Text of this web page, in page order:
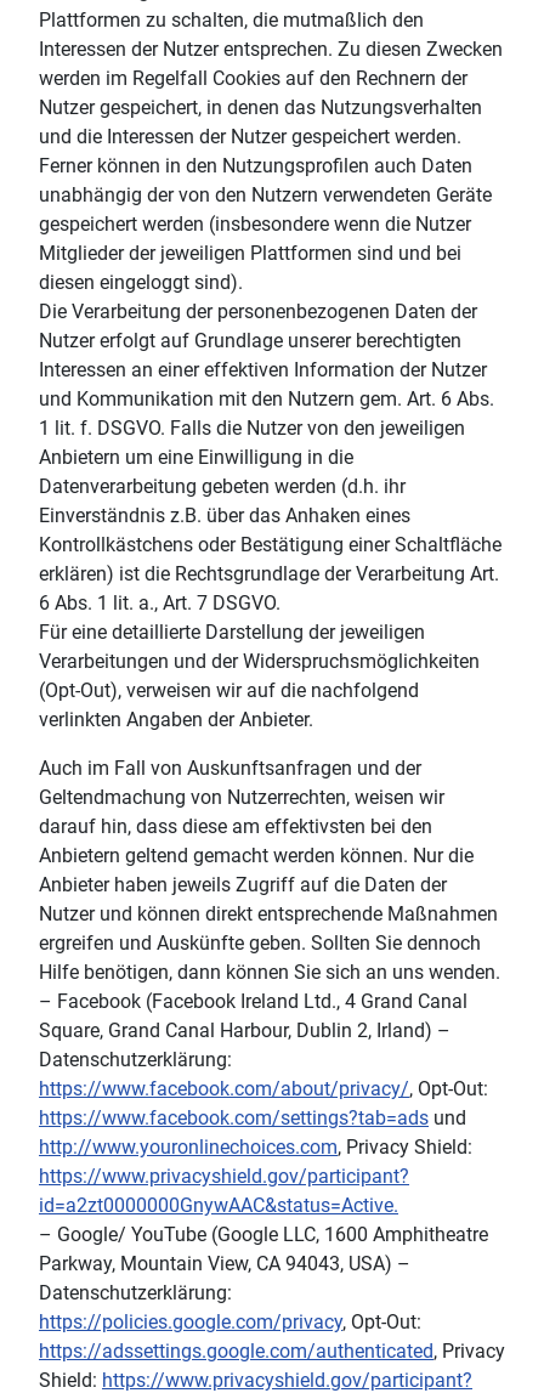
Plattformen zu schalten, die mutmaßlich den
Interessen der Nutzer entsprechen. Zu diesen Zwecken
werden im Regelfall Cookies auf den Rechnern der
Nutzer gespeichert, in denen das Nutzungsverhalten
und die Interessen der Nutzer gespeichert werden.
Ferner können in den Nutzungsprofilen auch Daten
unabhängig der von den Nutzern verwendeten Geräte
gespeichert werden (insbesondere wenn die Nutzer
Mitglieder der jeweiligen Plattformen sind und bei
diesen eingeloggt sind).
Die Verarbeitung der personenbezogenen Daten der
Nutzer erfolgt auf Grundlage unserer berechtigten
Interessen an einer effektiven Information der Nutzer
und Kommunikation mit den Nutzern gem. Art. 6 Abs.
1 lit. f. DSGVO. Falls die Nutzer von den jeweiligen
Anbietern um eine Einwilligung in die
Datenverarbeitung gebeten werden (d.h. ihr
Einverständnis z.B. über das Anhaken eines
Kontrollkästchens oder Bestätigung einer Schaltfläche
erklären) ist die Rechtsgrundlage der Verarbeitung Art.
6 Abs. 1 lit. a., Art. 7 DSGVO.
Für eine detaillierte Darstellung der jeweiligen
Verarbeitungen und der Widerspruchsmöglichkeiten
(Opt-Out), verweisen wir auf die nachfolgend
verlinkten Angaben der Anbieter.
Auch im Fall von Auskunftsanfragen und der
Geltendmachung von Nutzerrechten, weisen wir
darauf hin, dass diese am effektivsten bei den
Anbietern geltend gemacht werden können. Nur die
Anbieter haben jeweils Zugriff auf die Daten der
Nutzer und können direkt entsprechende Maßnahmen
ergreifen und Auskünfte geben. Sollten Sie dennoch
Hilfe benötigen, dann können Sie sich an uns wenden.
– Facebook (Facebook Ireland Ltd., 4 Grand Canal
Square, Grand Canal Harbour, Dublin 2, Irland) –
Datenschutzerklärung:
https://www.facebook.com/about/privacy/, Opt-Out:
https://www.facebook.com/settings?tab=ads und
http://www.youronlinechoices.com, Privacy Shield:
https://www.privacyshield.gov/participant?
id=a2zt0000000GnywAAC&status=Active.
– Google/ YouTube (Google LLC, 1600 Amphitheatre
Parkway, Mountain View, CA 94043, USA) –
Datenschutzerklärung:
https://policies.google.com/privacy, Opt-Out:
https://adssettings.google.com/authenticated, Privacy
Shield: https://www.privacyshield.gov/participant?